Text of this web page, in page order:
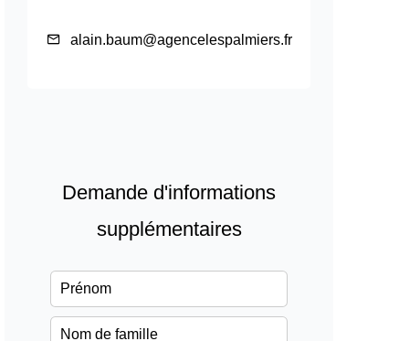
alain.baum@agencelespalmiers.fr
Demande d'informations
supplémentaires